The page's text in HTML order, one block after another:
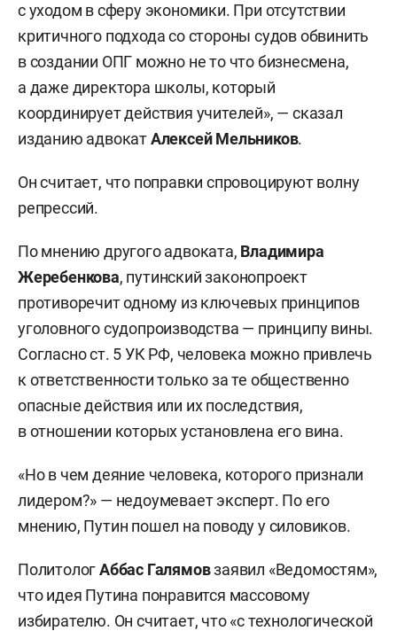
с уходом в сферу экономики. При отсутствии
критичного подхода со стороны судов обвинить
в создании ОПГ можно не то что бизнесмена,
а даже директора школы, который
координирует действия учителей», — сказал
изданию адвокатАлексей Мельников.
Он считает, что поправки спровоцируют волну
репрессий.
По мнению другого адвоката, Владимира
Жеребенкова, путинский законопроект
противоречит одному из ключевых принципов
уголовного судопроизводства — принципу вины.
Согласно ст. 5 УК РФ, человека можно привлечь
к ответственности только за те общественно
опасные действия или их последствия,
в отношении которых установлена его вина.
«Но в чем деяние человека, которого признали
лидером?» — недоумевает эксперт. По его
мнению, Путин пошел на поводу у силовиков.
ПолитологАббас Галямовзаявил «Ведомостям»,
что идея Путина понравится массовому
избирателю. Он считает, что «с технологической